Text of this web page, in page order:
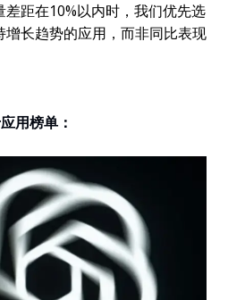
距在10%以内时，我们优先选
长趋势的应用，而非同比表现
用榜单：